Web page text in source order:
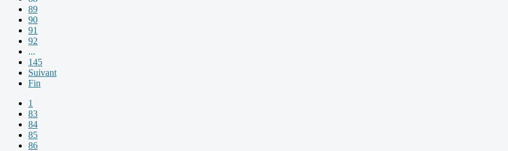
89
90
91
92
...
145
Suivant
Fin
1
83
84
85
86